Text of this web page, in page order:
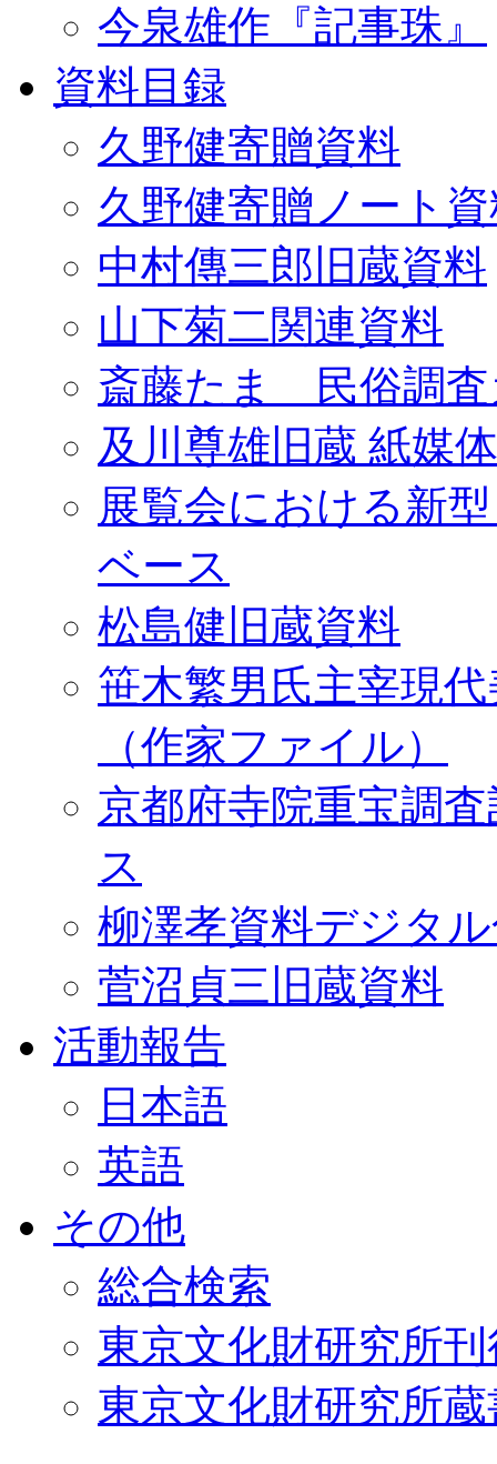
今泉雄作『記事珠』
資料目録
久野健寄贈資料
久野健寄贈ノート
中村傳三郎旧蔵資料
山下菊二関連資料
斎藤たま 民俗調査
及川尊雄旧蔵 紙媒
展覧会における新
ベース
松島健旧蔵資料
笹木繁男氏主宰現
（作家ファイル）
京都府寺院重宝調
ス
柳澤孝資料デジタ
菅沼貞三旧蔵資料
活動報告
日本語
英語
その他
総合検索
東京文化財研究所
東京文化財研究所